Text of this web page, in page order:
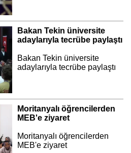
Bakan Tekin üniversite
adaylarıyla tecrübe paylaştı
Bakan Tekin üniversite
adaylarıyla tecrübe paylaştı
Moritanyalı öğrencilerden
MEB'e ziyaret
Moritanyalı öğrencilerden
MEB'e ziyaret